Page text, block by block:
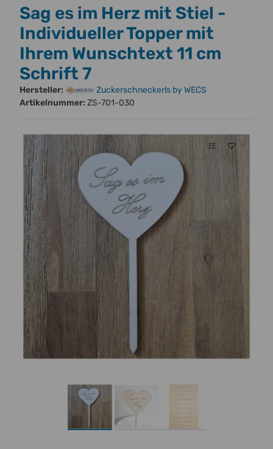
Sag es im Herz mit Stiel -
Individueller Topper mit
Ihrem Wunschtext 11 cm
Schrift 7
Hersteller:
Zuckerschneckerls by WECS
Artikelnummer: ZS-701-030